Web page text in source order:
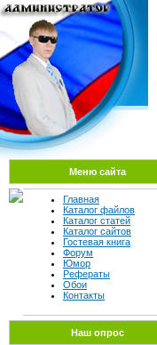
Меню сайта
Главная
Каталог файлов
Каталог статей
Каталог сайтов
Гостевая книга
Форум
Юмор
Рефераты
Обои
Контакты
Наш опрос